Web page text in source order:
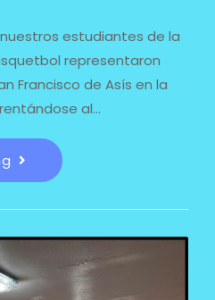
nuestros estudiantes de la
representaron
Francisco de Asís en la
al…